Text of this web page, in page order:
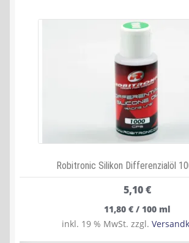
Robitronic Silikon Differenzialöl
5,10€
11,80 €/ 100 ml
inkl. 19 % MwSt. zzgl.